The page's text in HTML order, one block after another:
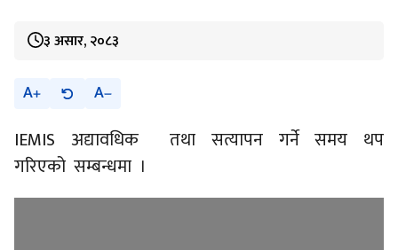
३ असार, २०८३
A A
IEMIS अद्यावधिक तथा सत्यापन गर्ने समय थप
गरिएको सम्बन्धमा ।